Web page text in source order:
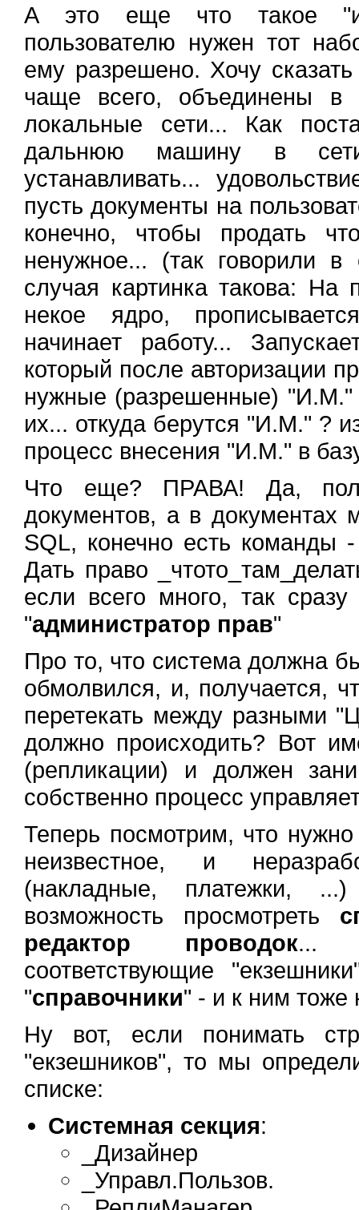
А это еще что такое
пользователю нужен тот
ему разрешено. Хочу
чаще всего, объединены
локальные сети... Как
дальнюю машину в
устанавливать...
пусть документы на
конечно, чтобы продать
ненужное... (так говорили
случая картинка такова: На
некое ядро,
начинает работу...
который после авторизации
нужные (разрешенные) "И.М."
их... откуда берутся "И.М." ?
процесс внесения "И.М." в
Что еще? ПРАВА! Да,
документов, а в документах
SQL, конечно есть команды
Дать право
если всего много, так
"администратор прав"
Про то, что система должна
обмолвился, и, получается,
перетекать между разными
должно происходить? Вот
(репликации) и должен
собственно процесс
Теперь посмотрим, что
неизвестное, и
(накладные, платежки,
возможность просмотреть
редактор проводок...
соответствующие
"справочники" - и к ним тоже
Ну вот, если понимать
"екзешников", то мы
списке:
Системная секция:
_Дизайнер
_Управл.Пользов.